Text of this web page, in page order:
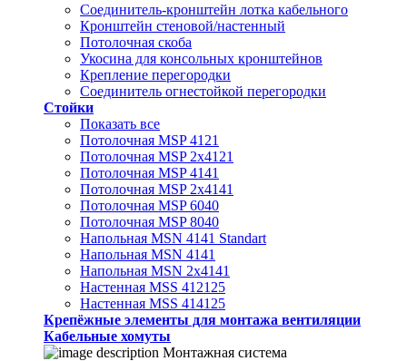
Соединитель-кронштейн лотка кабельного
Кронштейн стеновой/настенный
Потолочная скоба
Укосина для консольных кронштейнов
Крепление перегородки
Соединитель огнестойкой перегородки
Стойки
Показать все
Потолочная MSP 4121
Потолочная MSP 2х4121
Потолочная MSP 4141
Потолочная MSP 2х4141
Потолочная MSP 6040
Потолочная MSP 8040
Напольная MSN 4141 Standart
Напольная MSN 4141
Напольная MSN 2х4141
Настенная MSS 412125
Настенная MSS 414125
Крепёжные элементы для монтажа вентиляции
Кабельные хомуты
Монтажная система